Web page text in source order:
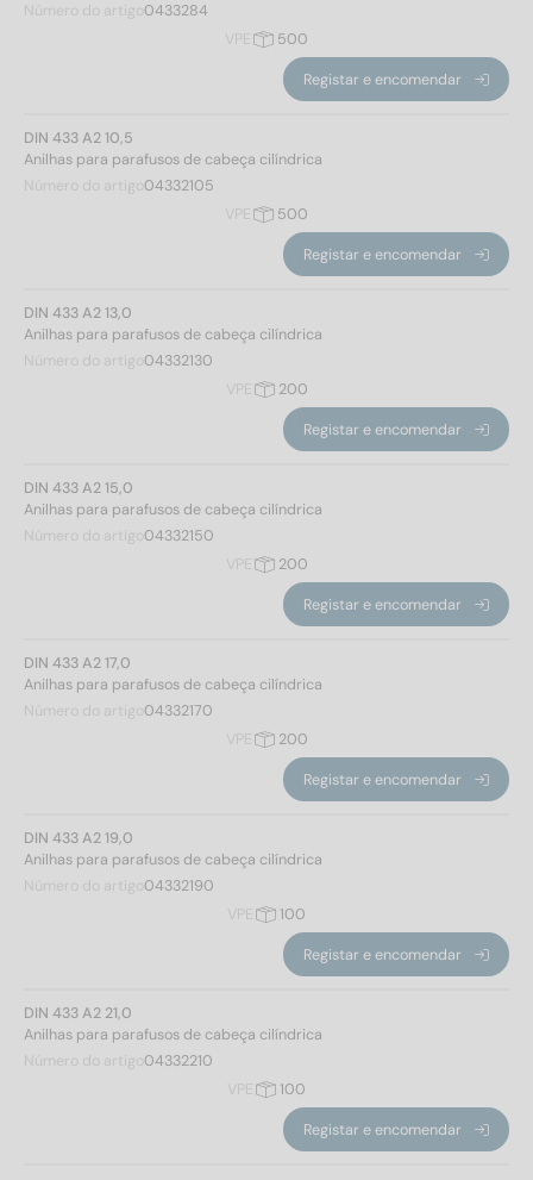
Norma não.
A2 (15)
(2)
Número do artigo 0433284
VPE
500
Registar e encomendar
DIN 433 A2 10,5
Anilhas para parafusos de cabeça cilíndrica
Número do artigo 04332105
VPE
500
Registar e encomendar
DIN 433 A2 13,0
Anilhas para parafusos de cabeça cilíndrica
Número do artigo 04332130
VPE
200
Registar e encomendar
DIN 433 A2 15,0
Anilhas para parafusos de cabeça cilíndrica
Número do artigo 04332150
VPE
200
Registar e encomendar
DIN 433 A2 17,0
Anilhas para parafusos de cabeça cilíndrica
Número do artigo 04332170
VPE
200
Registar e encomendar
DIN 433 A2 19,0
Anilhas para parafusos de cabeça cilíndrica
Número do artigo 04332190
VPE
100
Registar e encomendar
DIN 433 A2 21,0
Anilhas para parafusos de cabeça cilíndrica
Número do artigo 04332210
VPE
100
Registar e encomendar